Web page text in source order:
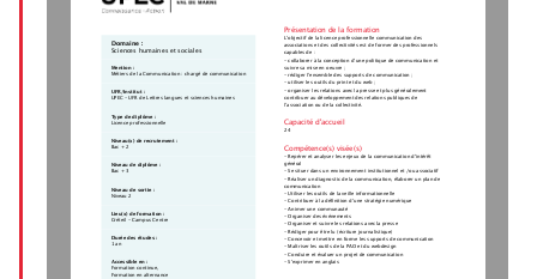
Présentation de la formation
L’objectif de la licence professionnelle communication des
associations et des collectivités est de former des professionnels
capables de :
- collaborer à la conception d’une politique de communication et
suivre sa mise en oeuvre ;
- rédiger l’ensemble des supports de communication ;
- utiliser les outils du print et du web ;
- organiser les relations avec la presse et plus généralement
contribuer au développement des relations publiques de
l’association ou de la collectivité.
Capacité d'accueil
24
Compétence(s) visée(s)
- Repérer et analyser les enjeux de la communication d'intérêt
général
- Se situer dans un environnement institutionnel et /ou associatif
- Réaliser un diagnostic de la communication, élaborer un plan de
communication
- Utiliser les outils de la veille informationnelle
- Contribuer à la définition d’une stratégie numérique
- Animer une communauté
- Organiser des événements
- Organiser et suivre les relations avec la presse
- Rédiger pour être lu (écriture journalistique)
- Concevoir et mettre en forme les supports de communication
- Maîtriser les outils de la PAO et du webdesign
- Conduire et évaluer un projet de communication
- S'exprimer en anglais
Domaine :
Sciences humaines et sociales
Mention :
Métiers de la Communication : chargé de communication
UFR/Institut :
UPEC - UFR de Lettres langues et sciences humaines
Type de diplôme :
Licence professionnelle
Niveau(x) de recrutement :
Bac + 2
Niveau de diplôme :
Bac + 3
Niveau de sortie :
Niveau 2
Lieu(x) de formation :
Créteil - Campus Centre
Durée des études :
1 an
Accessible en :
Formation continue,
Formation en alternance